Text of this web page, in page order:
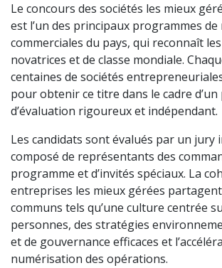
Le concours des sociétés les mieux
est l’un des principaux programmes de
commerciales du pays, qui reconnaît
novatrices et de classe mondiale.
centaines de sociétés
pour obtenir ce titre dans le cadre d’un
d’évaluation rigoureux et indépendant.
Les candidats sont évalués par un jury
composé de représentants des
programme et d’invités spéciaux. La
entreprises les mieux gérées
communs tels qu’une culture centrée
personnes, des stratégies
et de gouvernance efficaces et
numérisation des opérations.